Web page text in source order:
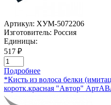
Артикул: ХУМ-5072206
Изготовитель: Россия
Единицы:
517 ₽
Подробнее
*Кисть из волоса белки
коротк.красная "Автор"